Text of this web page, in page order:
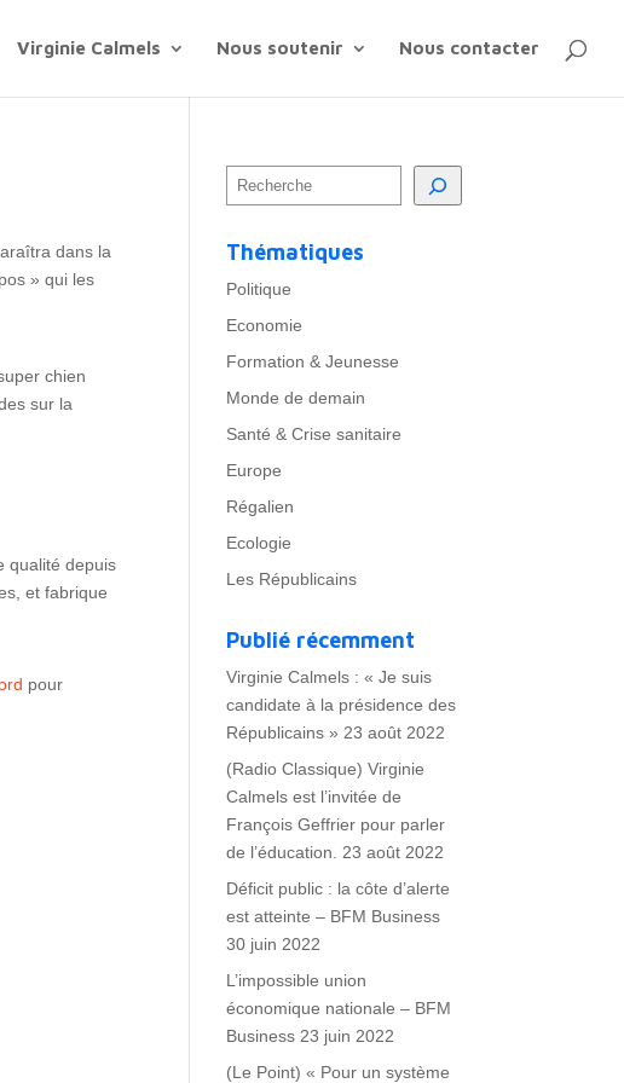
Virginie Calmels Nous soutenir Nous contacter
dans la
» qui les
chien
sur la
qualité depuis
et fabrique
pour
Thématiques
Politique
Economie
Formation & Jeunesse
Monde de demain
Santé & Crise sanitaire
Europe
Régalien
Ecologie
Les Républicains
Publié récemment
Virginie Calmels : « Je suis
candidate à la présidence des
Républicains » 23 août 2022
(Radio Classique) Virginie
Calmels est l’invitée de
François Geffrier pour parler
de l’éducation.
23 août 2022
Déficit public : la côte d’alerte
est atteinte – BFM Business
30 juin 2022
L’impossible union
économique nationale – BFM
Business 23 juin 2022
(Le Point) « Pour un système